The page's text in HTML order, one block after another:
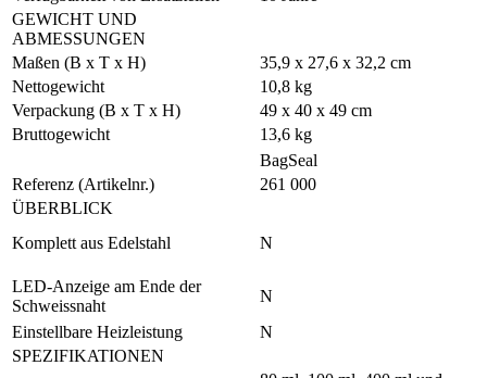
GEWICHT UND
ABMESSUNGEN
Maßen (B x T x H)
35,9 x 27,6 x 32,2 cm
Nettogewicht
10,8 kg
Verpackung (B x T x H)
49 x 40 x 49 cm
Bruttogewicht
13,6 kg
BagSeal
Referenz (Artikelnr.)
261 000
ÜBERBLICK
Komplett aus Edelstahl
N
LED-Anzeige am Ende der
Schweissnaht
N
Einstellbare Heizleistung
N
SPEZIFIKATIONEN